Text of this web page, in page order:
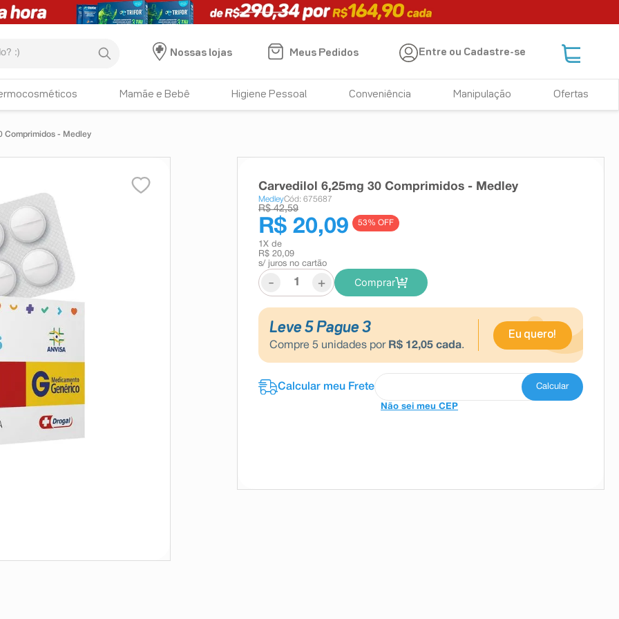
Nossas lojas
Meus Pedidos Entre ou Cadastre-se
Mamãe e Bebê Higiene Pessoal Conveniência Manipulação Ofertas
Comprimidos - Medley
Carvedilol 6,25mg 30 Comprimidos - Medley
MedleyCód: 675687
R$ 42,59
R$ 20,09 53% OFF
1 X de
R$ 20,09
s/ juros no cartão
- + Comprar
Leve 5 Pague 3
Compre 5 unidades por R$ 12,05 cada.
Eu quero!
Não sei meu CEP